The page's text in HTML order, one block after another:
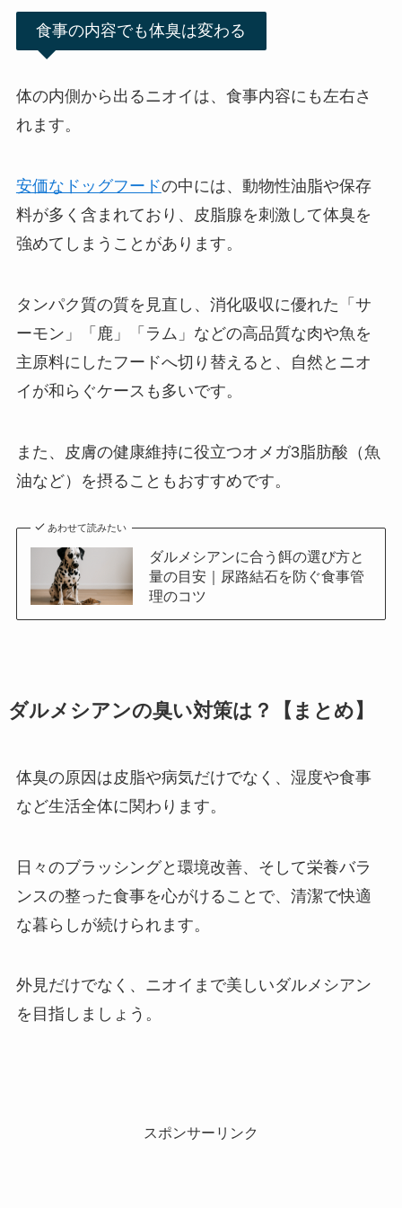
食事の内容でも体臭は変わる
体の内側から出るニオイは、食事内容にも左右さ
れます。
安価なドッグフードの中には、動物性油脂や保存
料が多く含まれており、皮脂腺を刺激して体臭を
強めてしまうことがあります。
タンパク質の質を見直し、消化吸収に優れた「サ
ーモン」「鹿」「ラム」などの高品質な肉や魚を
主原料にしたフードへ切り替えると、自然とニオ
イが和らぐケースも多いです。
また、皮膚の健康維持に役立つオメガ3脂肪酸（魚
油など）を摂ることもおすすめです。
あわせて読みたい
ダルメシアンに合う餌の選び方と
量の目安｜尿路結石を防ぐ食事管
理のコツ
ダルメシアンの臭い対策は？【まとめ】
体臭の原因は皮脂や病気だけでなく、湿度や食事
など生活全体に関わります。
日々のブラッシングと環境改善、そして栄養バラ
ンスの整った食事を心がけることで、清潔で快適
な暮らしが続けられます。
外見だけでなく、ニオイまで美しいダルメシアン
を目指しましょう。
スポンサーリンク